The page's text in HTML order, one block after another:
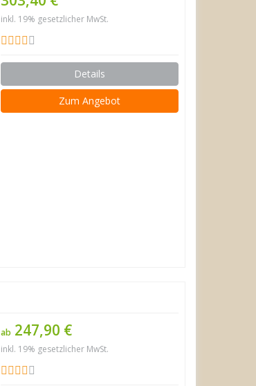
inkl. 19% gesetzlicher MwSt.
Details
Zum Angebot
ab247,90 €
inkl. 19% gesetzlicher MwSt.